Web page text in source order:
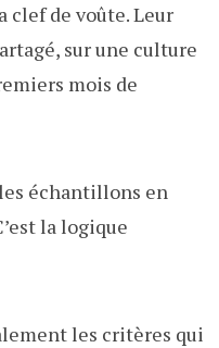
clef de voûte. Leur
sur une culture
mois de
échantillons en
la logique
les critères qui